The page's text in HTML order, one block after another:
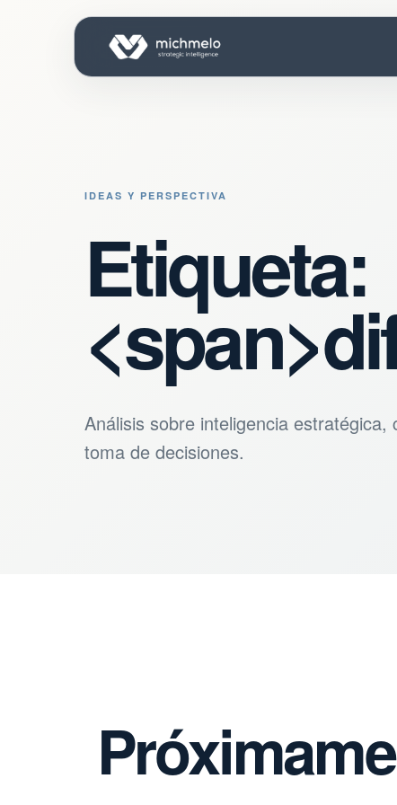
IDEAS Y PERSPECTIVA
Etiqueta:
Análisis sobre inteligencia
toma de decisiones.